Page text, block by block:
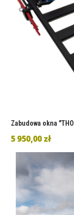
Zabudowa okna
5 950,00 zł